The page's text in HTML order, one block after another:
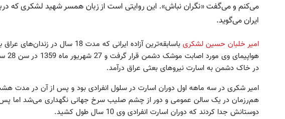
می‌کنم و می‌گفت «نگران نباش». این روایتی است از زبان همسر شهید لشکری که
ایران می‌گوید.
امیر خلبان حسین لشکری
در خاک دشمن به اسارت نیروهای بعثی عراق درآمد.
هم‌رزمان در یک سالن عمومی و دور از چشم صلیب سرخ جهانی نگهداری می‌شد اما پس
دوستانش جدا کردند که دوران اسارت انفرادی وی 10 سال طول کشید.